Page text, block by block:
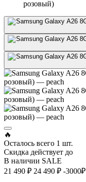
розовый)
🔥
Осталось всего 1 шт.
Скидка действует до
В наличии SALE
21 490 ₽ 24 490 ₽ -3000₽